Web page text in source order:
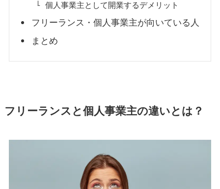
個人事業主として開業するデメリット
フリーランス・個人事業主が向いている人
まとめ
フリーランスと個人事業主の違いとは？